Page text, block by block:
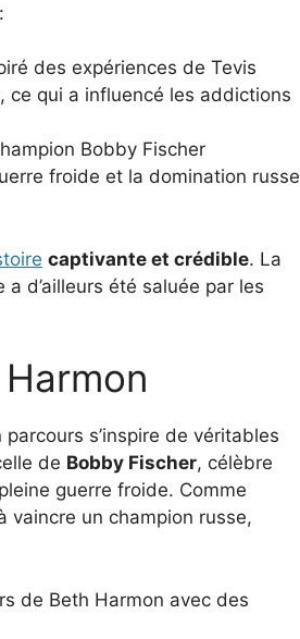
des expériences de Tevis
ce qui a influencé les addictions
Bobby Fischer
froide et la domination russe
captivante et crédible. La
d’ailleurs été saluée par les
s’inspire de véritables
de Bobby Fischer, célèbre
guerre froide. Comme
vaincre un champion russe,
de Beth Harmon avec des